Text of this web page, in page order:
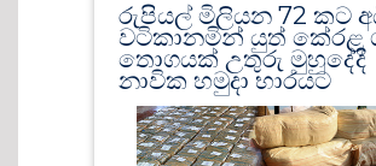
රුපියල් මිලියන 72 කට
වටිකානමින් යුත් කේරළ
තොගයක් උතුරු මුහුදේදී
නාවික හමුදා භාරයට